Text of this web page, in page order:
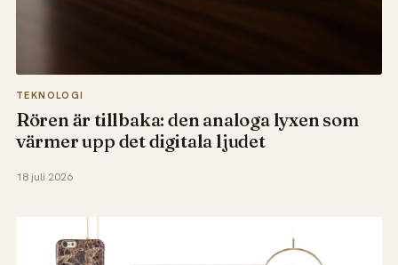
TEKNOLOGI
Rören är tillbaka: den analoga lyxen som
värmer upp det digitala ljudet
18 juli 2026